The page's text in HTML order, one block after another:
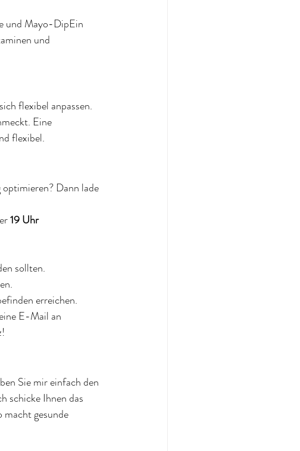
und Mayo-DipEin
und
flexibel anpassen.
Eine
flexibel.
Dann lade
19 Uhr
sollten.
erreichen.
E-Mail an
Sie mir einfach den
schicke Ihnen das
gesunde